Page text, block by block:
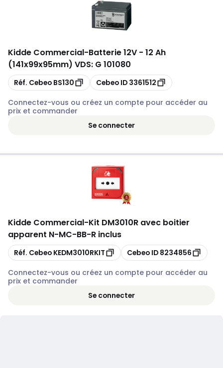
Kidde Commercial-Batterie 12V - 12 Ah
(141x99x95mm) VDS: G 101080
Copier
Réf. Cebeo BS130 Copier
Cebeo ID 3361512
Connectez-vous ou créez un compte pour accéder au
prix et commander
Se connecter
Kidde Commercial-Kit DM3010R avec boitier
apparent N-MC-BB-R inclus
Copier
Réf. Cebeo KEDM3010RKIT Copier
Cebeo ID 8234856
Connectez-vous ou créez un compte pour accéder au
prix et commander
Se connecter